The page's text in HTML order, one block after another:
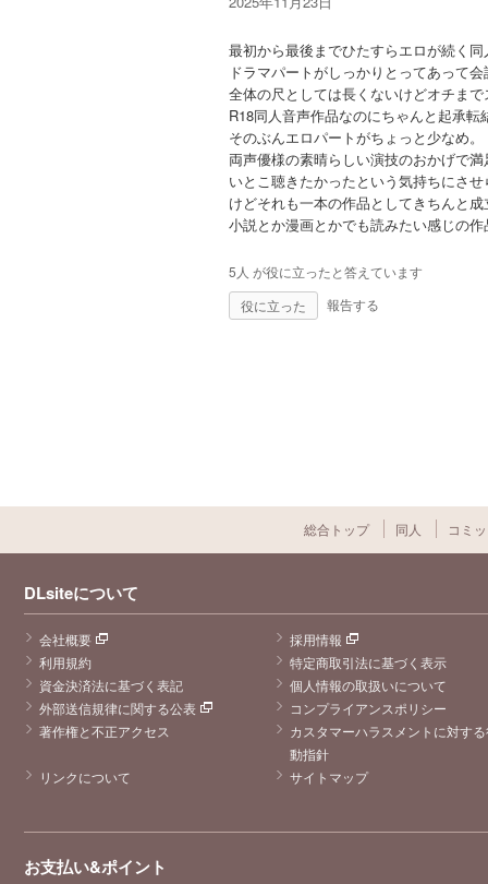
最初から最後までひたすらエロが続く
ドラマパートがしっかりとってあって
全体の尺としては長くないけどオチま
R18同人音声作品なのにちゃんと起承転
そのぶんエロパートがちょっと少なめ。
両声優様の素晴らしい演技のおかげで
いとこ聴きたかったという気持ちにさ
けどそれも一本の作品としてきちんと
小説とか漫画とかでも読みたい感じの
5人 が役に立ったと答えています
報告する
総合トップ 同人 コミ
DLsiteについて
会社概要
採用情報
利用規約
特定商取引法に基づく表示
資金決済法に基づく表記
個人情報の取扱いについて
外部送信規律に関する公表
コンプライアンスポリシー
著作権と不正アクセス
カスタマーハラスメントに対す
動指針
リンクについて
サイトマップ
お支払い&ポイント